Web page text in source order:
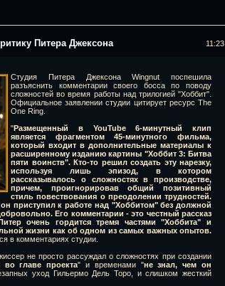
Питера Джексона 11:23
Студия Питера Джексона Wingnut поспешила
разъяснить комментарии своего босса по поводу
сложностей во время работы над трилогией "Хоббит".
Официальное заявлении студии цитирует ресурс The
One Ring.
"Размещенный в YouTube 6-минутный клип
является фрагментом 45-минутного фильма,
который входит в дополнительные материалы к
расширенному изданию картины "Хоббит 3: Битва
пяти воинств". Кто-то решил создать эту нарезку,
используя лишь эпизод, в котором
рассказывалось о сложностях в производстве,
причем, проигнорировав общий позитивный
стиль повествования о преодолении трудностей.
приступил к работе над "Хоббитом" без должной
Его комментарии - это честный рассказ
очень гордится тремя частями "Хоббита" и
жизни как об одном из самых важных опытов.
в комментариях студии.
не просто рассуждал о сложностях при создании
во главе проекта" и временами "не знал, чем он
уход Гильермо Дель Торо, и слишком жесткий